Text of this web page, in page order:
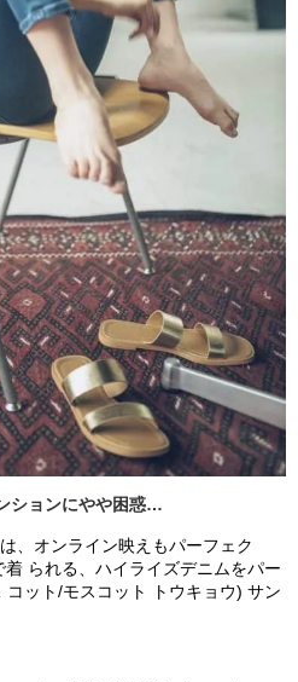
ションにやや困惑…
、オンライン映えもパーフェク
着 られる、ハイライズデニムをパー
コット/モスコット トウキョウ) サン